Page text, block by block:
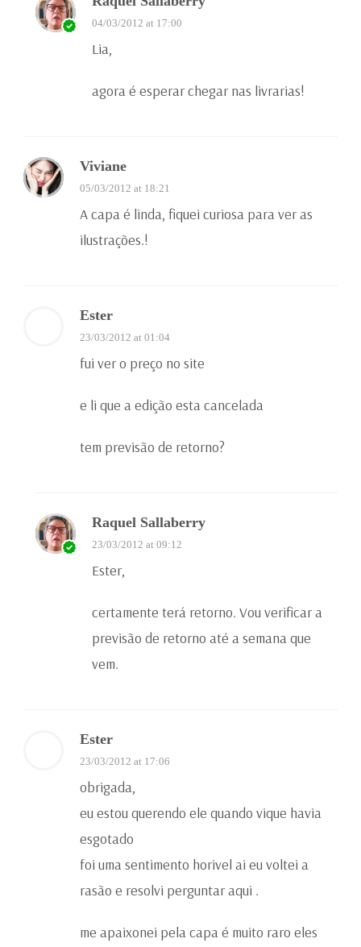
04/03/2012 at 17:00
Lia,
agora é esperar chegar nas livrarias!
Viviane
05/03/2012 at 18:21
A capa é linda, fiquei curiosa para ver as
ilustrações.!
Ester
23/03/2012 at 01:04
fui ver o preço no site
e li que a edição esta cancelada
tem previsão de retorno?
Raquel Sallaberry
23/03/2012 at 09:12
Ester,
certamente terá retorno. Vou verificar a
previsão de retorno até a semana que
vem.
Ester
23/03/2012 at 17:06
obrigada,
eu estou querendo ele quando vique havia
esgotado
foi uma sentimento horivel ai eu voltei a
rasão e resolvi perguntar aqui .
me apaixonei pela capa é muito raro eles